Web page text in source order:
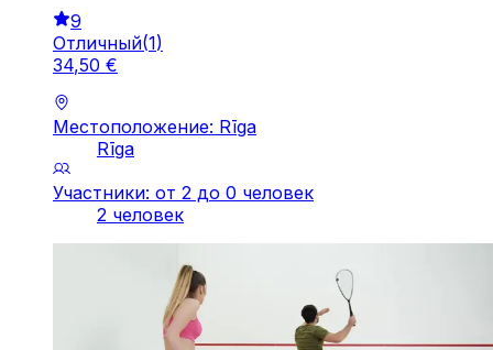
9
Отличный(1)
34,50 €
Местоположение: Rīga
Rīga
Участники: от 2 до 0 человек
2 человек